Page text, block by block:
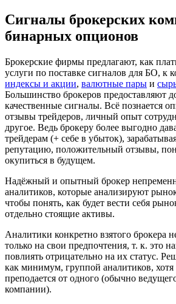
Сигналы брокерских
бинарных опционов
Брокерские фирмы предлагают, как
услуги по поставке сигналов для БО, к
индексы и акции, валютные пары и
Большинство брокеров предоставляют
качественные сигналы. Всё познается
отзывы трейдеров, личный опыт
другое. Ведь брокеру более выгодно
трейдерам (+ себе в убыток),
репутацию, положительный отзывы,
окупиться в будущем.
Надёжный и опытный брокер
анaлитиков, которые анализируют
чтобы понять, как будет вести себя
отдельно стоящие активы.
Аналитики конкретно взятого брокера
только на свои предпочтения, т. к. это
повлиять отрицательно на их статус.
как минимум, группой аналитиков,
преподается от одного (обычно
компании).